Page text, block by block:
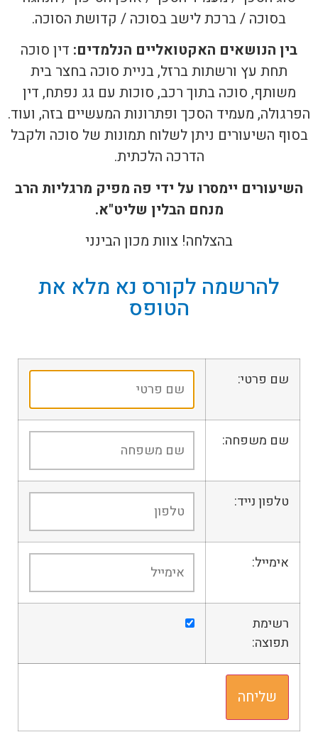
בסוכה / ברכת לישב בסוכה / קדושת הסוכה.
בין הנושאים האקטואליים הנלמדים: דין סוכה
תחת עץ ורשתות ברזל, בניית סוכה בחצר בית
משותף, סוכה בתוך רכב, סוכות עם גג נפתח, דין
הפרגולה, מעמיד הסכך ופתרונות המעשיים בזה, ועוד.
בסוף השיעורים ניתן לשלוח תמונות של סוכה ולקבל
הדרכה הלכתית.
השיעורים יימסרו על ידי פה מפיק מרגליות הרב
מנחם הבלין שליט"א.
בהצלחה! צוות מכון הבינני
להרשמה לקורס נא מלא את
הטופס
שם פרטי:
שם משפחה:
טלפון נייד:
אימייל:
רשימת
תפוצה: